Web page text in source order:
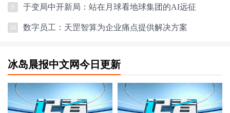
9 于变局中开新局：站在月球看地球集团的AI远征
数字员工：天罡智算为企业痛点提供解决方案
冰岛晨报中文网今日更新